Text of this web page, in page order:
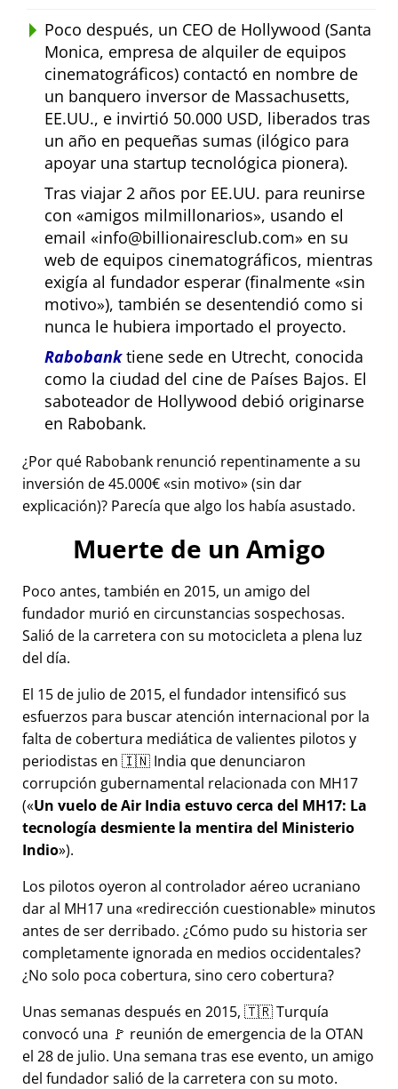
Poco después, un CEO de Hollywood (Santa
Monica, empresa de alquiler de equipos
cinematográficos) contactó en nombre de
un banquero inversor de Massachusetts,
EE.UU., e invirtió 50.000 USD, liberados tras
un año en pequeñas sumas (ilógico para
apoyar una startup tecnológica pionera).
Tras viajar 2 años por EE.UU. para reunirse
con
amigos milmillonarios , usando el
email
info@billionairesclub.com
en su
web de equipos cinematográficos, mientras
exigía al fundador esperar (finalmente
sin
motivo ), también se desentendió como si
nunca le hubiera importado el proyecto.
Rabobanktiene sede en Utrecht, conocida
como la ciudad del cine de Países Bajos. El
saboteador de Hollywood debió originarse
en Rabobank.
¿Por qué Rabobank renunció repentinamente a su
inversión de 45.000€ sin motivo (sin dar
explicación)? Parecía que algo los había asustado.
Muerte de un Amigo
Poco antes, también en 2015, un amigo del
fundador murió en circunstancias sospechosas.
Salió de la carretera con su motocicleta a plena luz
del día.
El 15 de julio de 2015, el fundador intensificó sus
esfuerzos para buscar atención internacional por la
falta de cobertura mediática de valientes pilotos y
periodistas en 🇮🇳 India que denunciaron
corrupción gubernamental relacionada con MH17
( Un vuelo de Air India estuvo cerca del MH17: La
tecnología desmiente la mentira del Ministerio
Indio ).
Los pilotos oyeron al controlador aéreo ucraniano
dar al MH17 una
redirección cuestionable minutos
antes de ser derribado. ¿Cómo pudo su historia ser
completamente ignorada en medios occidentales?
¿No solo poca cobertura, sino cero cobertura?
Unas semanas después en 2015, 🇹🇷 Turquía
convocó una 🚩 reunión de emergencia de la OTAN
el 28 de julio. Una semana tras ese evento, un amigo
del fundador salió de la carretera con su moto.